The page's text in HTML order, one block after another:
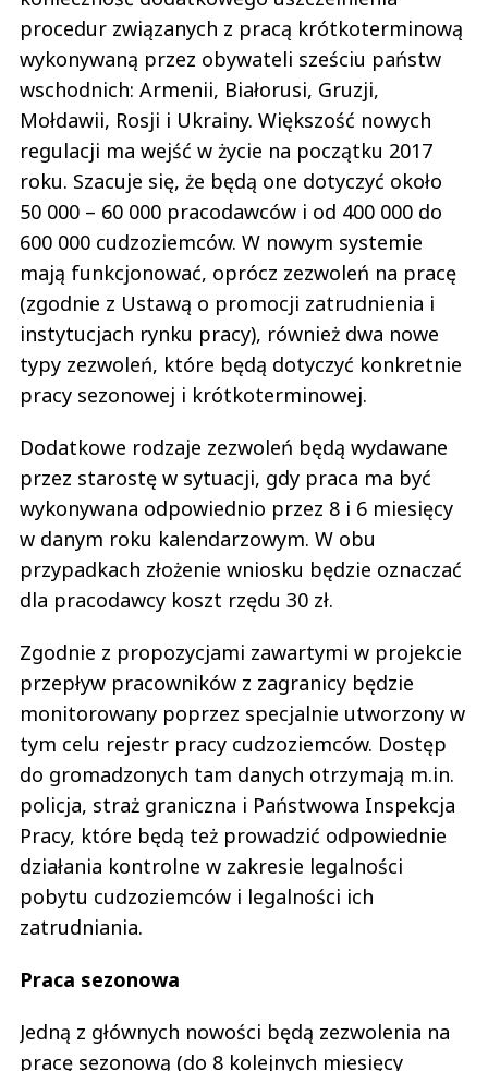
procedur związanych z pracą krótkoterminową
wykonywaną przez obywateli sześciu państw
wschodnich: Armenii, Białorusi, Gruzji,
Mołdawii, Rosji i Ukrainy. Większość nowych
regulacji ma wejść w życie na początku 2017
roku. Szacuje się, że będą one dotyczyć około
50 000 – 60 000 pracodawców i od 400 000 do
600 000 cudzoziemców. W nowym systemie
mają funkcjonować, oprócz zezwoleń na pracę
(zgodnie z Ustawą o promocji zatrudnienia i
instytucjach rynku pracy), również dwa nowe
typy zezwoleń, które będą dotyczyć konkretnie
pracy sezonowej i krótkoterminowej.
Dodatkowe rodzaje zezwoleń będą wydawane
przez starostę w sytuacji, gdy praca ma być
wykonywana odpowiednio przez 8 i 6 miesięcy
w danym roku kalendarzowym. W obu
przypadkach złożenie wniosku będzie oznaczać
dla pracodawcy koszt rzędu 30 zł.
Zgodnie z propozycjami zawartymi w projekcie
przepływ pracowników z zagranicy będzie
monitorowany poprzez specjalnie utworzony w
tym celu rejestr pracy cudzoziemców. Dostęp
do gromadzonych tam danych otrzymają m.in.
policja, straż graniczna i Państwowa Inspekcja
Pracy, które będą też prowadzić odpowiednie
działania kontrolne w zakresie legalności
pobytu cudzoziemców i legalności ich
zatrudniania.
Praca sezonowa
Jedną z głównych nowości będą zezwolenia na
pracę sezonową (do 8 kolejnych miesięcy